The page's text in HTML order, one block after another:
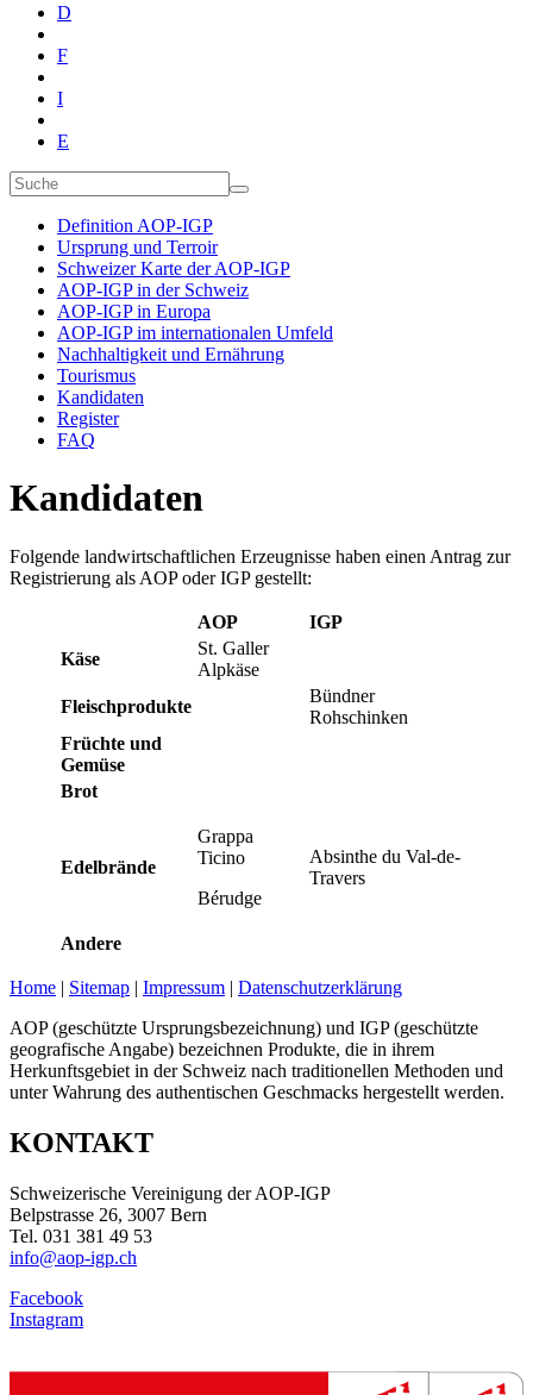
D
F
I
E
Definition AOP-IGP
Ursprung und Terroir
Schweizer Karte der AOP-IGP
AOP-IGP in der Schweiz
AOP-IGP in Europa
AOP-IGP im internationalen Umfeld
Nachhaltigkeit und Ernährung
Tourismus
Kandidaten
Register
FAQ
Kandidaten
Folgende landwirtschaftlichen Erzeugnisse haben einen Antrag zur
Registrierung als AOP oder IGP gestellt:
AOP
IGP
Käse
St. Galler
Alpkäse
Fleischprodukte
Bündner
Rohschinken
Früchte und
Gemüse
Brot
Edelbrände
Grappa
Ticino
Bérudge
Absinthe du Val-de-
Travers
Andere
Home | Sitemap | Impressum | Datenschutzerklärung
AOP (geschützte Ursprungsbezeichnung) und IGP (geschützte
geografische Angabe) bezeichnen Produkte, die in ihrem
Herkunftsgebiet in der Schweiz nach traditionellen Methoden und
unter Wahrung des authentischen Geschmacks hergestellt werden.
KONTAKT
Schweizerische Vereinigung der AOP-IGP
Belpstrasse 26, 3007 Bern
Tel. 031 381 49 53
info@aop-igp.ch
Facebook
Instagram